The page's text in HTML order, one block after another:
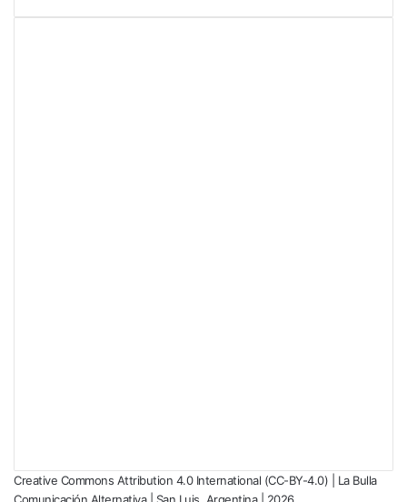
Creative Commons Attribution 4.0 International (CC-BY-4.0) | La Bulla